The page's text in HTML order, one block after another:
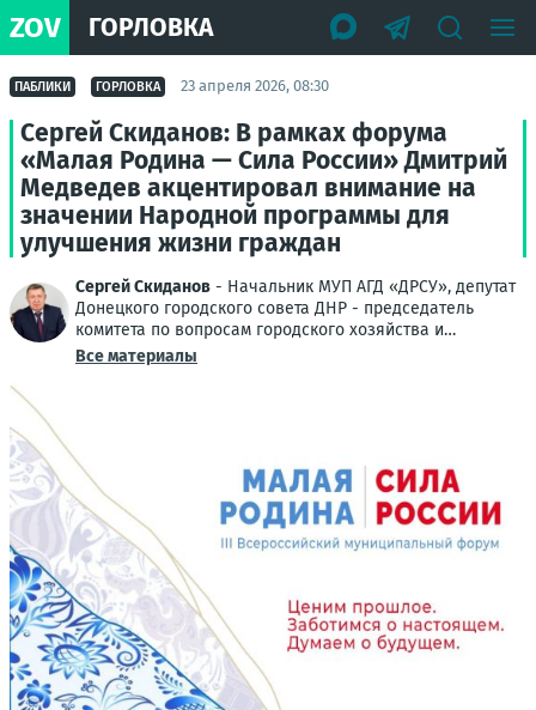
ZOV ГОРЛОВКА
ПАБЛИКИ ГОРЛОВКА 23 апреля 2026, 08:30
Сергей Скиданов: В рамках форума
«Малая Родина — Сила России» Дмитрий
Медведев акцентировал внимание на
значении Народной программы для
улучшения жизни граждан
Сергей Скиданов - Начальник МУП АГД «ДРСУ», депутат
Донецкого городского совета ДНР - председатель
комитета по вопросам городского хозяйства и
муниципальной собственности
Все материалы